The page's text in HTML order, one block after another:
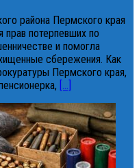
района Пермского края
потерпевших по
и помогла
сбережения. Как
Пермского края,
[...]